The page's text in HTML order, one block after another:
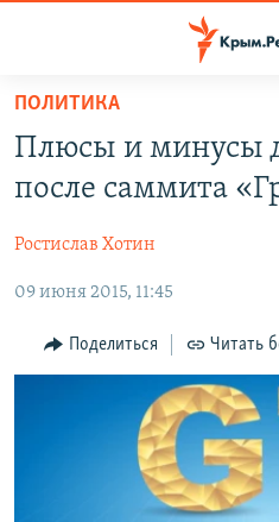
Вернуться
основному
содержанию
навигации
Вернутся
КАРТА ВОЕННЫХ ОБЪЕКТОВ
11 ЛЕТ ОККУПАЦИИ КРЫМА. 11
ИСТОРИЯ
ЕЩЕ
ИНТЕРАКТИВ
ТЕЛЕПРОЕКТ КРЫМ.РЕАЛИИ
СОВЕТЫ ПРАВОЗАЩИТНИКОВ
ПРОПАВШИЕ БЕЗ ВЕСТИ
РАДІО СВОБОДА
КАК ОБОЙТИ БЛОКИРОВКУ
ПОЛИТИКА
Плюсы и минусы
после саммита
Ростислав Хотин
09 июня 2015, 11:45
Поделиться Читать